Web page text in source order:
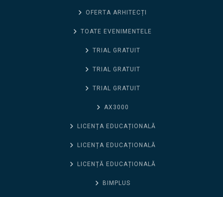
OFERTA ARHITECȚI
TOATE EVENIMENTELE
TRIAL GRATUIT
TRIAL GRATUIT
TRIAL GRATUIT
AX3000
LICENȚA EDUCAȚIONALĂ
LICENȚA EDUCAȚIONALĂ
LICENȚĂ EDUCAȚIONALĂ
BIMPLUS